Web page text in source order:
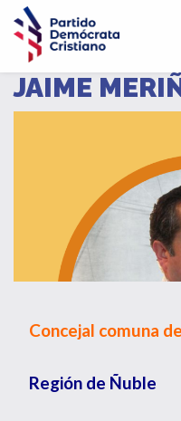
JAIME
Concejal comuna
Región de Ñuble